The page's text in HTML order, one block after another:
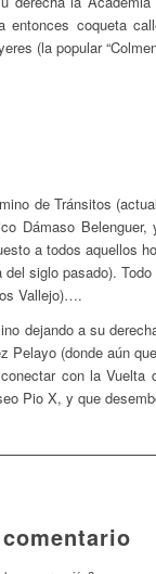
entonces coqueta
(la popular
de Tránsitos
Dámaso
a todos aquellos
siglo pasado).
Vallejo)….
dejando a su
Pelayo (donde aún
con la Vuelta
Pio X, y que